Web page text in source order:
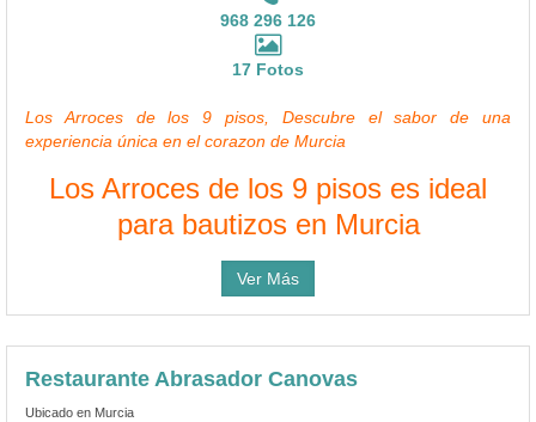
968 296 126
17 Fotos
Los Arroces de los 9 pisos, Descubre el sabor de una
experiencia única en el corazon de Murcia
Los Arroces de los 9 pisos es ideal
para bautizos en Murcia
Ver Más
Restaurante Abrasador Canovas
Ubicado en Murcia